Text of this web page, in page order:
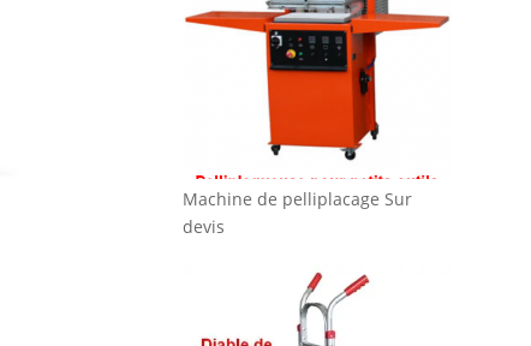
Machine de pelliplacage Sur
devis